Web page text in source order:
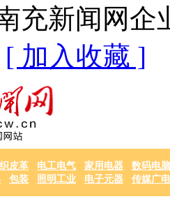
充新闻网企
[ 加入收藏 ]
皮革 电工电气 家用电器
数码电脑
包装 照明工业 电子元器 传媒广电